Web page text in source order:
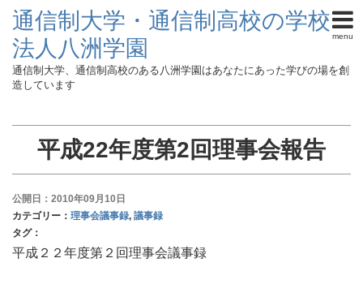
menu
通信制大学・通信制高校の学校
法人八洲学園
通信制大学、通信制高校のある八洲学園はあなたにあった学びの場を創
造しています
平成22年度第2回理事会報告
公開日：2010年09月10日
カテゴリー： 理事会議事録, 議事録
タグ：
平成２２年度第２回理事会議事録